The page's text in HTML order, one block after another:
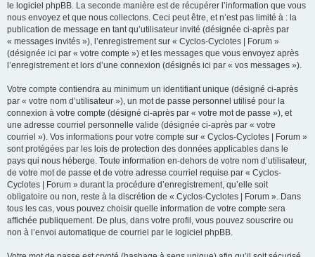
le logiciel phpBB. La seconde manière est de récupérer l’information que vous
nous envoyez et que nous collectons. Ceci peut être, et n’est pas limité à : la
publication de message en tant qu’utilisateur invité (désignée ci-après par
« messages invités »), l’enregistrement sur « Cyclos-Cyclotes | Forum »
(désignée ici par « votre compte ») et les messages que vous envoyez après
l’enregistrement et lors d’une connexion (désignés ici par « vos messages »).
Votre compte contiendra au minimum un identifiant unique (désigné ci-après
par « votre nom d’utilisateur »), un mot de passe personnel utilisé pour la
connexion à votre compte (désigné ci-après par « votre mot de passe »), et
une adresse courriel personnelle valide (désignée ci-après par « votre
courriel »). Vos informations pour votre compte sur « Cyclos-Cyclotes | Forum »
sont protégées par les lois de protection des données applicables dans le
pays qui nous héberge. Toute information en-dehors de votre nom d’utilisateur,
de votre mot de passe et de votre adresse courriel requise par « Cyclos-
Cyclotes | Forum » durant la procédure d’enregistrement, qu’elle soit
obligatoire ou non, reste à la discrétion de « Cyclos-Cyclotes | Forum ». Dans
tous les cas, vous pouvez choisir quelle information de votre compte sera
affichée publiquement. De plus, dans votre profil, vous pouvez souscrire ou
non à l’envoi automatique de courriel par le logiciel phpBB.